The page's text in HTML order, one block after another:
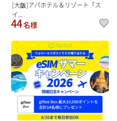
[大阪]アパホテル＆リゾート「ス
イ...
44名様